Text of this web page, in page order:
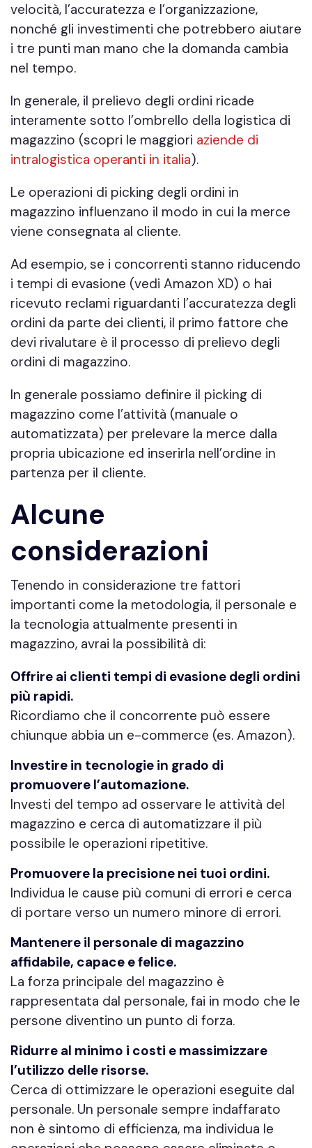
velocità, l’accuratezza e l’organizzazione,
nonché gli investimenti che potrebbero aiutare
i tre punti man mano che la domanda cambia
nel tempo.
In generale, il prelievo degli ordini ricade
interamente sotto l’ombrello della logistica di
magazzino (scopri le maggiori aziende di
intralogistica operanti in italia).
Le operazioni di picking degli ordini in
magazzino influenzano il modo in cui la merce
viene consegnata al cliente.
Ad esempio, se i concorrenti stanno riducendo
i tempi di evasione (vedi Amazon XD) o hai
ricevuto reclami riguardanti l’accuratezza degli
ordini da parte dei clienti, il primo fattore che
devi rivalutare è il processo di prelievo degli
ordini di magazzino.
In generale possiamo definire il picking di
magazzino come l’attività (manuale o
automatizzata) per prelevare la merce dalla
propria ubicazione ed inserirla nell’ordine in
partenza per il cliente.
Alcune
considerazioni
Tenendo in considerazione tre fattori
importanti come la metodologia, il personale e
la tecnologia attualmente presenti in
magazzino, avrai la possibilità di:
Offrire ai clienti tempi di evasione degli ordini
più rapidi.
Ricordiamo che il concorrente può essere
chiunque abbia un e-commerce (es. Amazon).
Investire in tecnologie in grado di
promuovere l’automazione.
Investi del tempo ad osservare le attività del
magazzino e cerca di automatizzare il più
possibile le operazioni ripetitive.
Promuovere la precisione nei tuoi ordini.
Individua le cause più comuni di errori e cerca
di portare verso un numero minore di errori.
Mantenere il personale di magazzino
affidabile, capace e felice.
La forza principale del magazzino è
rappresentata dal personale, fai in modo che le
persone diventino un punto di forza.
Ridurre al minimo i costi e massimizzare
l’utilizzo delle risorse.
Cerca di ottimizzare le operazioni eseguite dal
personale. Un personale sempre indaffarato
non è sintomo di efficienza, ma individua le